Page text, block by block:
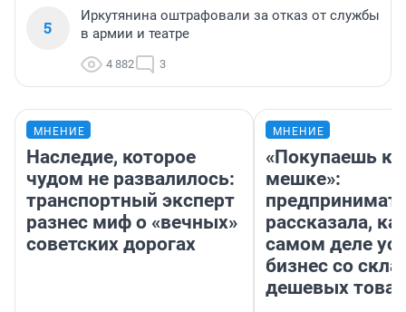
5
Иркутянина оштрафовали за отказ от службы
в армии и театре
4 882 3
МНЕНИЕ
Наследие, которое
чудом не развалилось:
транспортный эксперт
разнес миф о «вечных»
советских дорогах
МНЕНИЕ
«Покупаешь
мешке»:
рассказала,
самом деле
бизнес со
дешевых